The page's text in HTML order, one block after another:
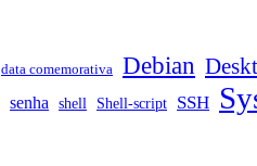
data comemorativa Debian
senha shell Shell-script SSH